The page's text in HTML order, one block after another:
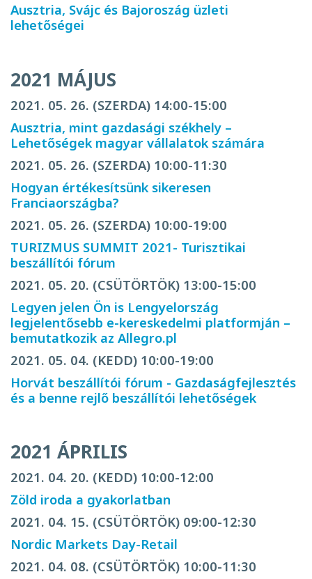
Ausztria, Svájc és Bajoroszág üzleti
lehetőségei
2021 MÁJUS
2021. 05. 26. (SZERDA) 14:00-15:00
Ausztria, mint gazdasági székhely –
Lehetőségek magyar vállalatok számára
2021. 05. 26. (SZERDA) 10:00-11:30
Hogyan értékesítsünk sikeresen
Franciaországba?
2021. 05. 26. (SZERDA) 10:00-19:00
TURIZMUS SUMMIT 2021- Turisztikai
beszállítói fórum
2021. 05. 20. (CSÜTÖRTÖK) 13:00-15:00
Legyen jelen Ön is Lengyelország
legjelentősebb e-kereskedelmi platformján –
bemutatkozik az Allegro.pl
2021. 05. 04. (KEDD) 10:00-19:00
Horvát beszállítói fórum - Gazdaságfejlesztés
és a benne rejlő beszállítói lehetőségek
2021 ÁPRILIS
2021. 04. 20. (KEDD) 10:00-12:00
Zöld iroda a gyakorlatban
2021. 04. 15. (CSÜTÖRTÖK) 09:00-12:30
Nordic Markets Day-Retail
2021. 04. 08. (CSÜTÖRTÖK) 10:00-11:30